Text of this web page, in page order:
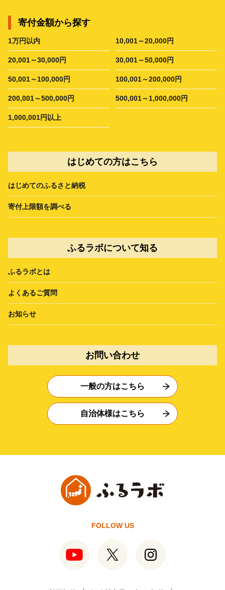
寄付金額から探す
1万円以内 10,001～20,000円
20,001～30,000円 30,001～50,000円
50,001～100,000円 100,001～200,000円
200,001～500,000円 500,001～1,000,000円
1,000,001円以上
はじめての方はこちら
はじめてのふるさと納税
寄付上限額を調べる
ふるラボについて知る
ふるラボとは
よくあるご質問
お知らせ
お問い合わせ
一般の方はこちら
自治体様はこちら
FOLLOW US